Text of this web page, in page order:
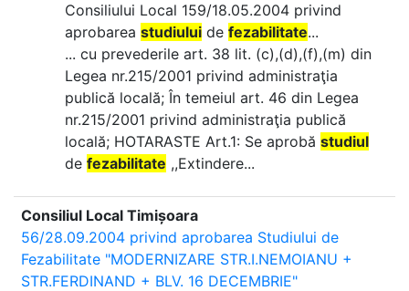
Consiliului Local 159/18.05.2004 privind
aprobarea studiului de fezabilitate...
... cu prevederile art. 38 lit. (c),(d),(f),(m) din
Legea nr.215/2001 privind administraţia
publică locală; În temeiul art. 46 din Legea
nr.215/2001 privind administraţia publică
locală; HOTARASTE Art.1: Se aprobă studiul
de fezabilitate ,,Extindere...
Consiliul Local Timișoara
56/28.09.2004 privind aprobarea Studiului de
Fezabilitate "MODERNIZARE STR.I.NEMOIANU +
STR.FERDINAND + BLV. 16 DECEMBRIE"